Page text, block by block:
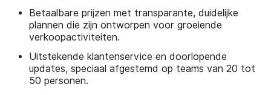
Betaalbare prijzen met transparante, duidelijke
plannen die zijn ontworpen voor groeiende
verkoopactiviteiten.
Uitstekende klantenservice en doorlopende
updates, speciaal afgestemd op teams van 20 tot
50 personen.